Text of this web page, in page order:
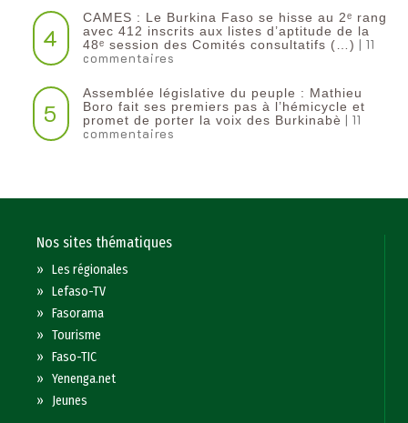
4
CAMES : Le Burkina Faso se hisse au 2ᵉ rang
avec 412 inscrits aux listes d’aptitude de la
48ᵉ session des Comités consultatifs (…) | 11
commentaires
5
Assemblée législative du peuple : Mathieu
Boro fait ses premiers pas à l’hémicycle et
promet de porter la voix des Burkinabè | 11
commentaires
Nos sites thématiques
»Les régionales
»Lefaso-TV
»Fasorama
»Tourisme
»Faso-TIC
»Yenenga.net
» Jeunes